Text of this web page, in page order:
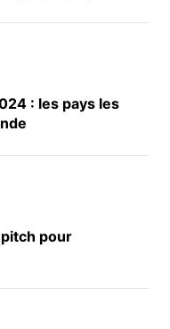
: les pays les
pour